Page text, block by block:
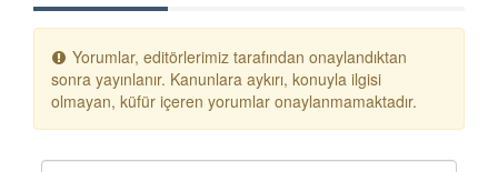
Yorumlar, editörlerimiz tarafından onaylandıktan
sonra yayınlanır. Kanunlara aykırı, konuyla ilgisi
olmayan, küfür içeren yorumlar onaylanmamaktadır.